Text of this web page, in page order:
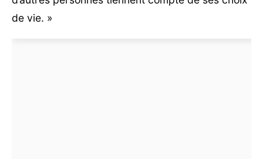
de vie. »